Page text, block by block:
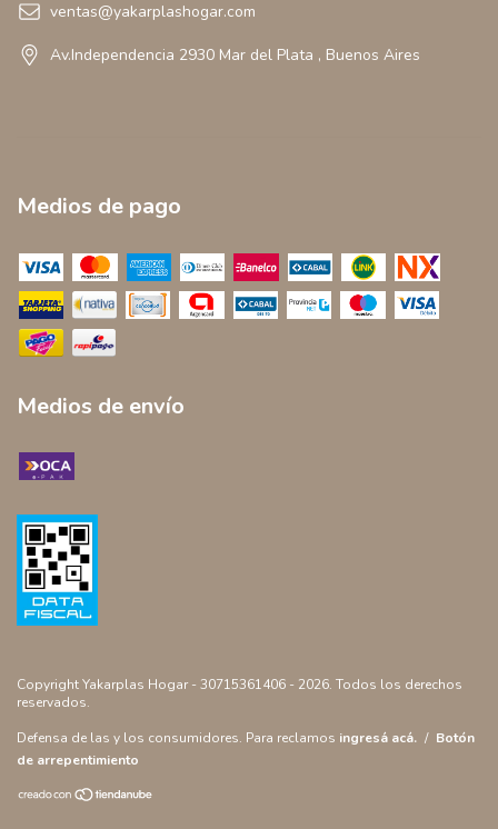
ventas@yakarplashogar.com
Av.Independencia 2930 Mar del Plata , Buenos Aires
Medios de pago
Medios de envío
Copyright Yakarplas Hogar - 30715361406 - 2026. Todos los derechos
reservados.
Defensa de las y los consumidores. Para reclamos ingresá acá. / Botón
de arrepentimiento